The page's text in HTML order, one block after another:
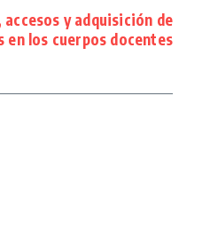
y adquisición de
en los cuerpos docentes